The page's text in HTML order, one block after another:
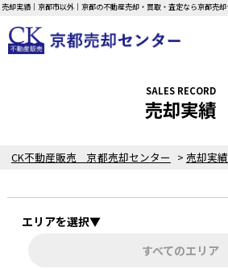
CK不動産販売 京都売却センター > 売却実績
SALES RECORD
売却実績
エリアを選択▼
すべてのエリア